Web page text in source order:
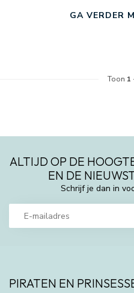
GA VERDER
Toon 1
ALTIJD OP DE
EN DE
Schrijf je dan in
PIRATEN EN